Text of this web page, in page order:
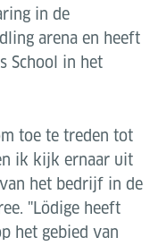
in de
arena en heeft
School in het
toe te treden tot
ik kijk ernaar uit
het bedrijf in de
"Lödige heeft
het gebied van